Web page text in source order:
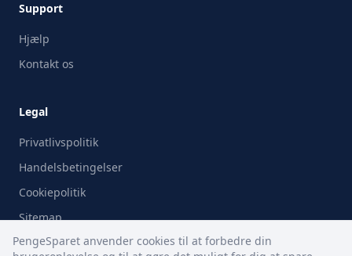
Support
Hjælp
Kontakt os
Legal
Privatlivspolitik
Handelsbetingelser
Cookiepolitik
Sitemap
PengeSparet anvender cookies til at forbedre din